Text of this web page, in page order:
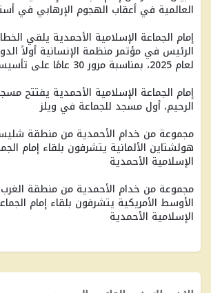
العالمية في أعقاب الهجوم الإرهابي في
إمام الجماعة الإسلامية الأحمدية يلقي
الرئيس في مؤتمر منظمة الإنسانية أولاً
لعام 2025، بمناسبة مرور 30 ​​عامًا على تأسيسها
إمام الجماعة الإسلامية الأحمدية يفتتح
الرحيم، أول مسجد للجماعة في ويلز
مجموعة من خدام الأحمدية من منطقة
هولشتاين الألمانية يتشرفون بلقاء إمام
الإسلامية الأحمدية
مجموعة من خدام الأحمدية من منطقة الغرب
الأوسط الأمريكية يتشرفون بلقاء إمام
الإسلامية الأحمدية